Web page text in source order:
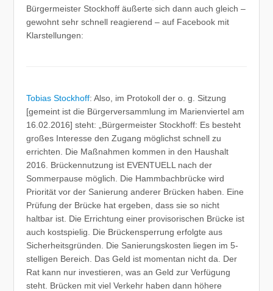
Bürgermeister Stockhoff äußerte sich dann auch gleich –
gewohnt sehr schnell reagierend – auf Facebook mit
Klarstellungen:
Tobias Stockhoff:Also, im Protokoll der o. g. Sitzung
[gemeint ist die Bürgerversammlung im Marienviertel am
16.02.2016] steht: „Bürgermeister Stockhoff: Es besteht
großes Interesse den Zugang möglichst schnell zu
errichten. Die Maßnahmen kommen in den Haushalt
2016. Brückennutzung ist EVENTUELL nach der
Sommerpause möglich. Die Hammbachbrücke wird
Priorität vor der Sanierung anderer Brücken haben. Eine
Prüfung der Brücke hat ergeben, dass sie so nicht
haltbar ist. Die Errichtung einer provisorischen Brücke ist
auch kostspielig. Die Brückensperrung erfolgte aus
Sicherheitsgründen. Die Sanierungskosten liegen im 5-
stelligen Bereich. Das Geld ist momentan nicht da. Der
Rat kann nur investieren, was an Geld zur Verfügung
steht. Brücken mit viel Verkehr haben dann höhere